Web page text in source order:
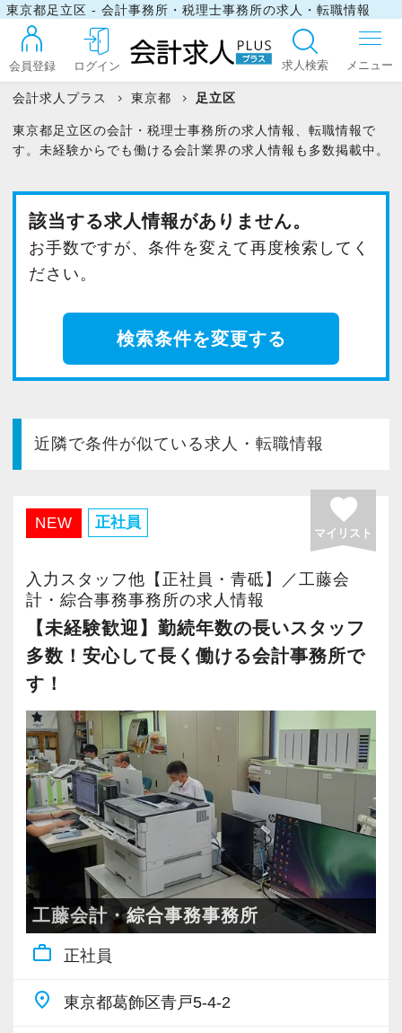
東京都足立区 - 会計事務所・税理士事務所の求人・転職情報
会員登録 ログイン 求人検索
ログイン
最近見た求人
お問い合わせ
会計求人プラス 東京都 足立区
東京都足立区の会計・税理士事務所の求人情報、転職情報で
す。未経験からでも働ける会計業界の求人情報も多数掲載中。
該当する求人情報がありません。
お手数ですが、条件を変えて再度検索してく
ださい。
検索条件を変更する
近隣で条件が似ている求人・転職情報
NEW 正社員 favorite
マイリスト
入力スタッフ他【正社員・青砥】／工藤会
計・綜合事務事務所の求人情報
【未経験歓迎】勤続年数の長いスタッフ
多数！安心して長く働ける会計事務所で
す！
工藤会計・綜合事務事務所
work_outline 正社員
place 東京都葛飾区青戸5-4-2